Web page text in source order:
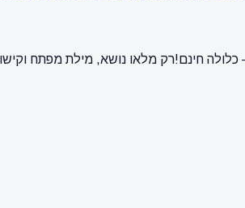
רק מלאו נושא, מילת מפתח